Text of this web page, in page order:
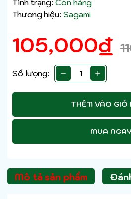
Tình trạng: Còn hàng
Thương hiệu: Sagami
105,000₫
Số lượng:
THÊM VÀO GIỎ
MUA NGAY
Mô tả sản phẩm